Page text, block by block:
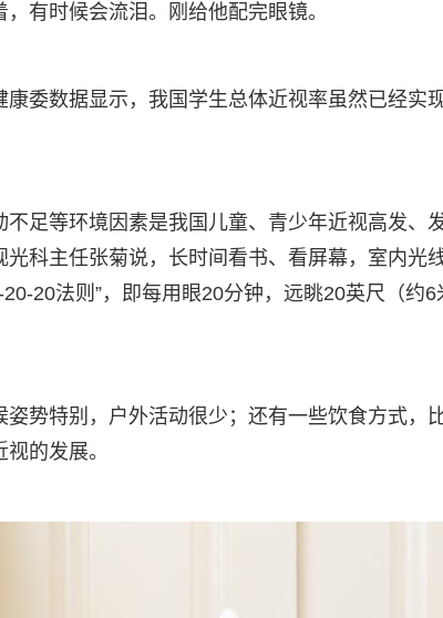
有时候会流泪。刚给他配完眼镜。
委数据显示，我国学生总体近视率虽然已经实
足等环境因素是我国儿童、青少年近视高发、
科主任张菊说，长时间看书、看屏幕，室内光
20法则”，即每用眼20分钟，远眺20英尺（约6
势特别，户外活动很少；还有一些饮食方式，
的发展。